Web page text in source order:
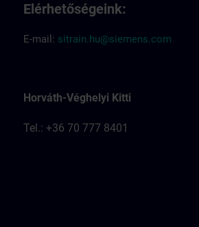
Elérhetőségeink:
E-mail: sitrain.hu@siemens.com
Horváth-Véghelyi Kitti
Tel.: +36 70 777 8401